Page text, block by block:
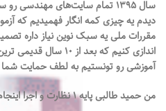
آشنایی
سال ۱۳۹۵ تمام سایت‌های
دیدم یه چیزی کمه انگار فهميديم که
مقررات‌ ملی یه سبک نوین نیاز داره
اندازی کنیم که بعد از
آموزشی رو تونستیم به لطف حمایت
من حمید طالبی پایه ۱ نظارت و اجرا اینجام تا بهترین انتخاب رو داشته باشی.